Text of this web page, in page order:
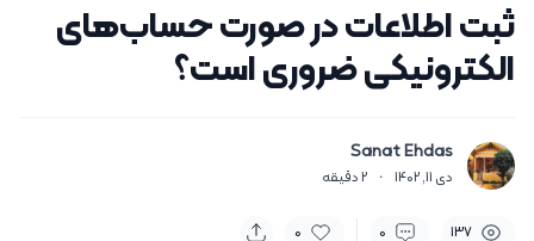
ثبت اطلاعات در صورت حساب‌های
الکترونیکی ضروری است؟
Sanat Ehdas
دی 11, 1402 ·
2دقیقه
137
0
0